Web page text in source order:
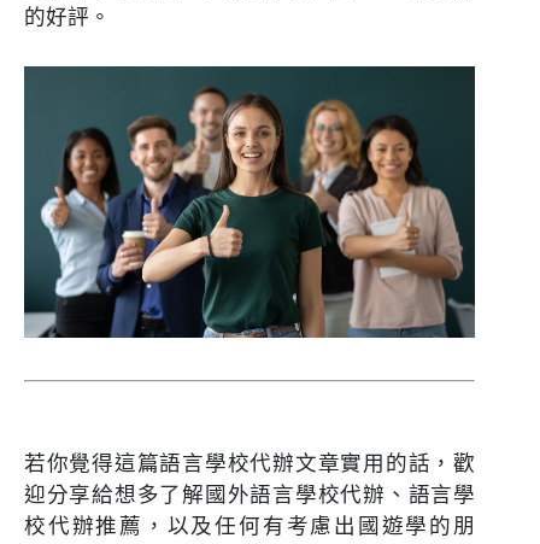
的好評。
若你覺得這篇語言學校代辦文章實用的話，歡
迎分享給想多了解國外語言學校代辦、語言學
校代辦推薦，以及任何有考慮出國遊學的朋